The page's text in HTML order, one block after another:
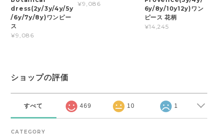
dress(2y/3y/4y/5y
/6y/7y/8y)ワンピー
ス
¥9,086
¥9,086
6y/8y/10y12y)ワン
ピース 花柄
¥14,245
ショップの評価
すべて 469 10 1
CATEGORY